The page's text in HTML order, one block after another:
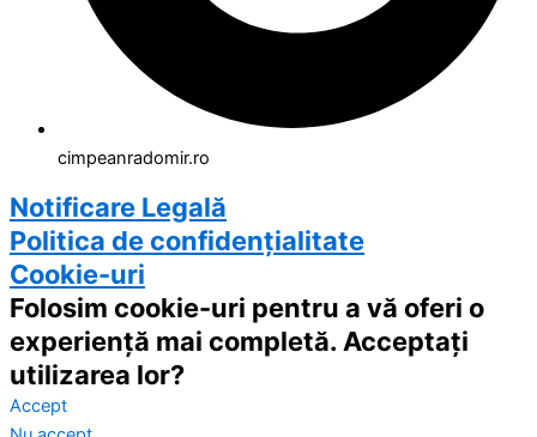
cimpeanradomir.ro
Notificare Legală
Politica de confidențialitate
Cookie-uri
Folosim cookie-uri pentru a vă oferi o
experiență mai completă. Acceptați
utilizarea lor?
Accept